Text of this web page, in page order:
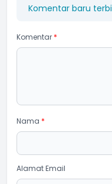
Komentar baru
Komentar *
Nama *
Alamat Email